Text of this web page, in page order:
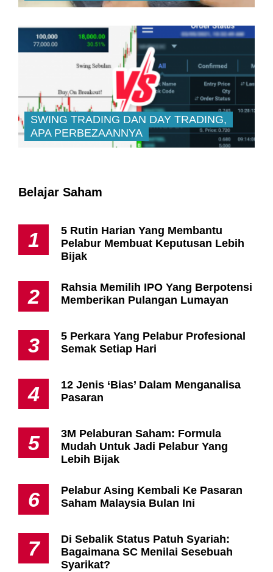
SWING TRADING DAN DAY TRADING,
APA PERBEZAANNYA
Belajar Saham
1
5 Rutin Harian Yang Membantu
Pelabur Membuat Keputusan Lebih
Bijak
2
Rahsia Memilih IPO Yang Berpotensi
Memberikan Pulangan Lumayan
3
5 Perkara Yang Pelabur Profesional
Semak Setiap Hari
4
12 Jenis ‘Bias’ Dalam Menganalisa
Pasaran
5
3M Pelaburan Saham: Formula
Mudah Untuk Jadi Pelabur Yang
Lebih Bijak
6
Pelabur Asing Kembali Ke Pasaran
Saham Malaysia Bulan Ini
7
Di Sebalik Status Patuh Syariah:
Bagaimana SC Menilai Sesebuah
Syarikat?